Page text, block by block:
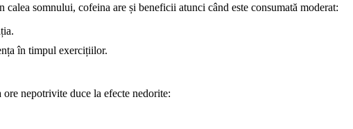
calea somnului, cofeina are și beneficii atunci când este consumată moderat:
în timpul exercițiilor.
nepotrivite duce la efecte nedorite: